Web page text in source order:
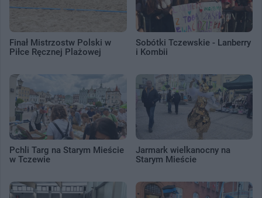
Finał Mistrzostw Polski w
Piłce Ręcznej Plażowej
Sobótki Tczewskie - Lanberry
i Kombii
Pchli Targ na Starym Mieście
w Tczewie
Jarmark wielkanocny na
Starym Mieście